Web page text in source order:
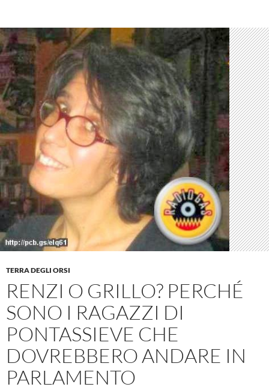
TERRA DEGLI ORSI
RENZI O GRILLO? PERCHÉ
SONO I RAGAZZI DI
PONTASSIEVE CHE
DOVREBBERO ANDARE IN
PARLAMENTO